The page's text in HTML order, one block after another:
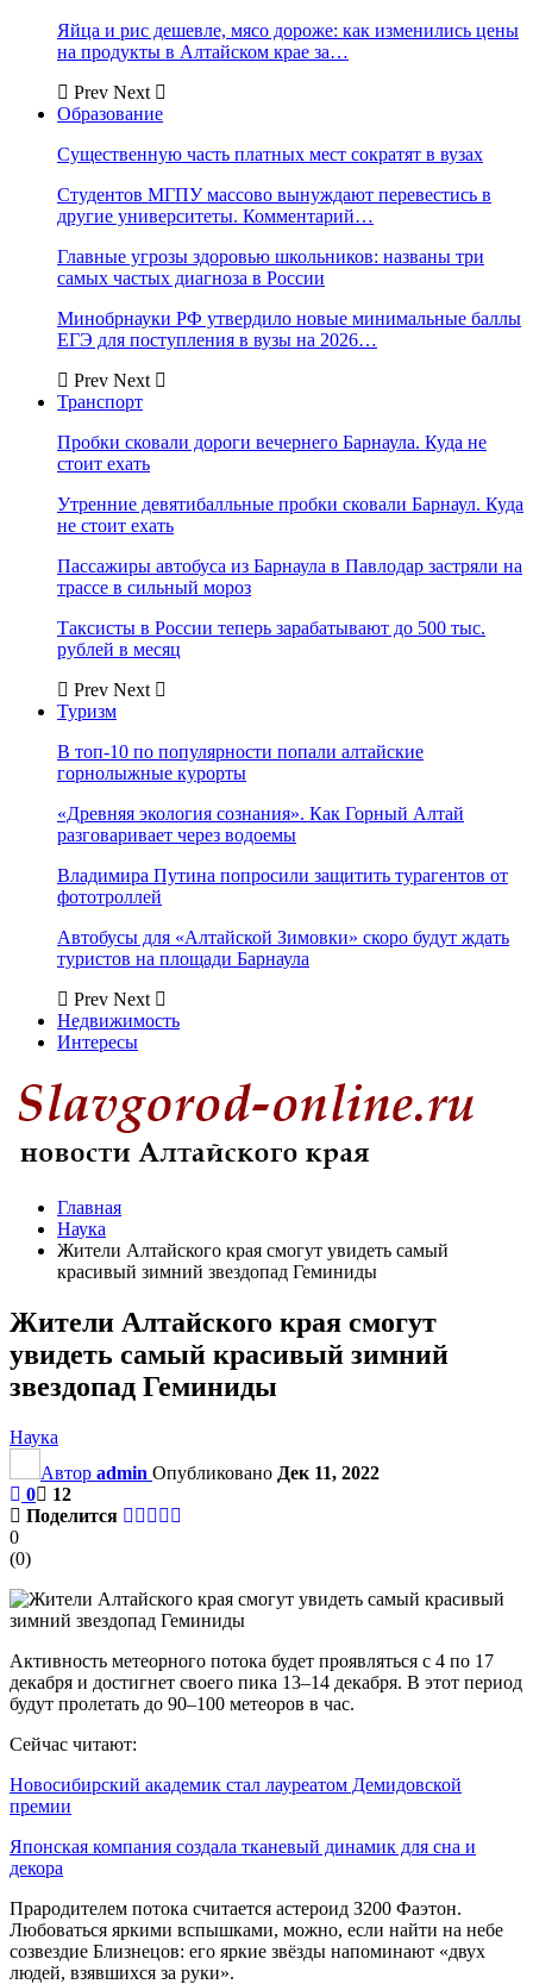
Яйца и рис дешевле, мясо дороже: как изменились цены
на продукты в Алтайском крае за…
Prev Next
Образование
Существенную часть платных мест сократят в вузах
Студентов МГПУ массово вынуждают перевестись в
другие университеты. Комментарий…
Главные угрозы здоровью школьников: названы три
самых частых диагноза в России
Минобрнауки РФ утвердило новые минимальные баллы
ЕГЭ для поступления в вузы на 2026…
Prev Next
Транспорт
Пробки сковали дороги вечернего Барнаула. Куда не
стоит ехать
Утренние девятибалльные пробки сковали Барнаул. Куда
не стоит ехать
Пассажиры автобуса из Барнаула в Павлодар застряли на
трассе в сильный мороз
Таксисты в России теперь зарабатывают до 500 тыс.
рублей в месяц
Prev Next
Туризм
В топ-10 по популярности попали алтайские
горнолыжные курорты
«Древняя экология сознания». Как Горный Алтай
разговаривает через водоемы
Владимира Путина попросили защитить турагентов от
фототроллей
Автобусы для «Алтайской Зимовки» скоро будут ждать
туристов на площади Барнаула
Prev Next
Недвижимость
Интересы
Главная
Наука
Жители Алтайского края смогут увидеть самый
красивый зимний звездопад Геминиды
Жители Алтайского края смогут
увидеть самый красивый зимний
звездопад Геминиды
Наука
Автор admin Опубликовано Дек 11, 2022
0
12
Поделится
0
(0)
Активность метеорного потока будет проявляться с 4 по 17
декабря и достигнет своего пика 13–14 декабря. В этот период
будут пролетать до 90–100 метеоров в час.
Сейчас читают:
Новосибирский академик стал лауреатом Демидовской
премии
Японская компания создала тканевый динамик для сна и
декора
Прародителем потока считается астероид З200 Фaэтoн.
Любоваться яркими вспышками, можно, если найти на небе
созвездие Близнецов: его яркие звёзды напоминают «двух
людей, взявшихся за руки».